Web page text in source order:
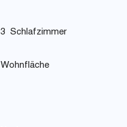
3 Schlafzimmer